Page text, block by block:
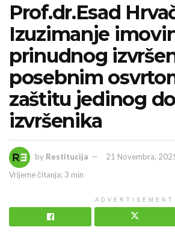
Prof.dr.Esad
Izuzimanje
prinudnog
posebnim
zaštitu jedinog
izvršenika
by Restitucija
21 Novembra,
Vrijeme čitanja: 3 min
ADVERTISEMENT